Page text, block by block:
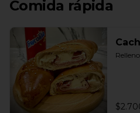
Comida rápida